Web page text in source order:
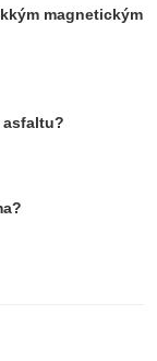
magnetickým